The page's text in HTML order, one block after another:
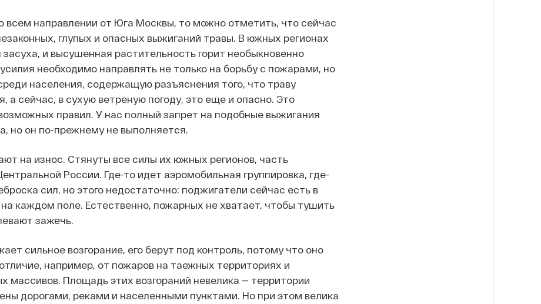
всем направлении от Юга Москвы, то можно отметить, что сейчас
глупых и опасных выжиганий травы. В южных регионах
и высушенная растительность горит необыкновенно
необходимо направлять не только на борьбу с пожарами, но
населения, содержащую разъяснения того, что траву
а сейчас, в сухую ветреную погоду, это еще и опасно. Это
правил. У нас полный запрет на подобные выжигания
но он по-прежнему не выполняется.
на износ. Стянуты все силы их южных регионов, часть
России. Где-то идет аэромобильная группировка, где-
сил, но этого недостаточно: поджигатели сейчас есть в
каждом поле. Естественно, пожарных не хватает, чтобы тушить
зажечь.
сильное возгорание, его берут под контроль, потому что оно
например, от пожаров на таежных территориях и
массивов. Площадь этих возгораний невелика — территории
дорогами, реками и населенными пунктами. Но при этом велика